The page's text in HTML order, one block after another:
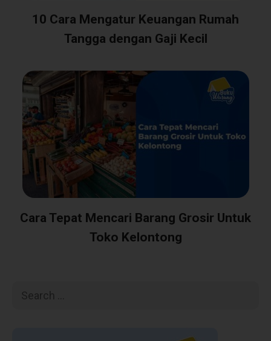
10 Cara Mengatur Keuangan Rumah
Tangga dengan Gaji Kecil
Cara Tepat Mencari Barang Grosir Untuk
Toko Kelontong